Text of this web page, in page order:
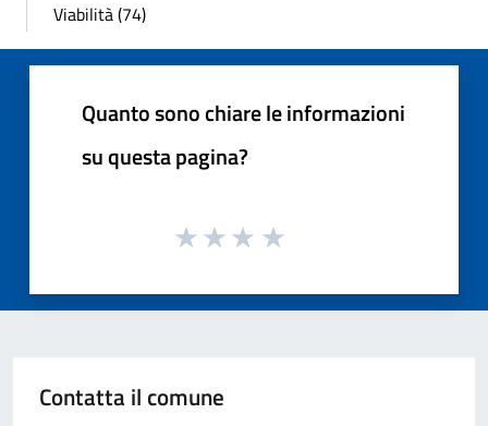
Viabilità (74)
Quanto sono chiare le informazioni
su questa pagina?
Contatta il comune